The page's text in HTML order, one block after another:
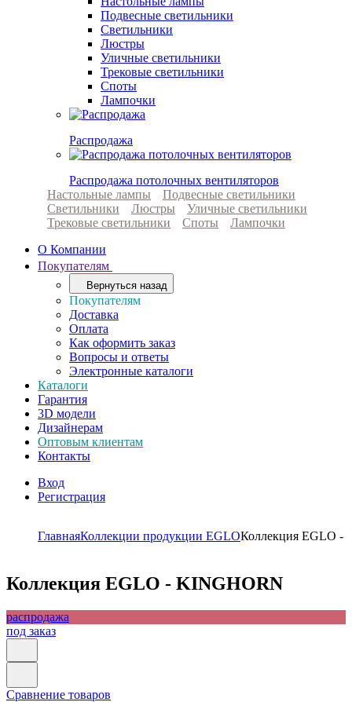
Подвесные светильники
Светильники
Люстры
Уличные светильники
Трековые светильники
Споты
Лампочки
Распродажа
Распродажа потолочных вентиляторов
Настольные лампы
Подвесные светильники
Светильники
Люстры
Уличные светильники
Трековые светильники
Споты
Лампочки
О Компании
Покупателям
Вернуться назад
Покупателям
Доставка
Оплата
Как оформить заказ
Вопросы и ответы
Электронные каталоги
Каталоги
Гарантия
3D модели
Дизайнерам
Оптовым клиентам
Контакты
Вход
Регистрация
ГлавнаяКоллекции продукции EGLOКоллекция EGLO -
Коллекция EGLO - KINGHORN
распродажа
под заказ
Сравнение товаров